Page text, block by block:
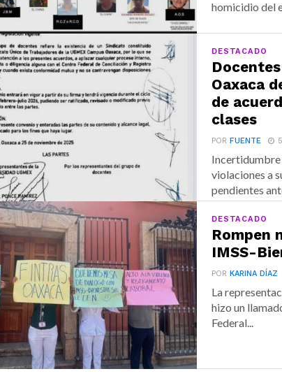
homicidio del
DESTACADO
Oaxaca
de
clases
PORFUENTE
Incertidumbre
violaciones a
pendientes
DESTACADO
Rompen
IMSS-
PORKARINA DÍAZ
La
hizo un
Federal...